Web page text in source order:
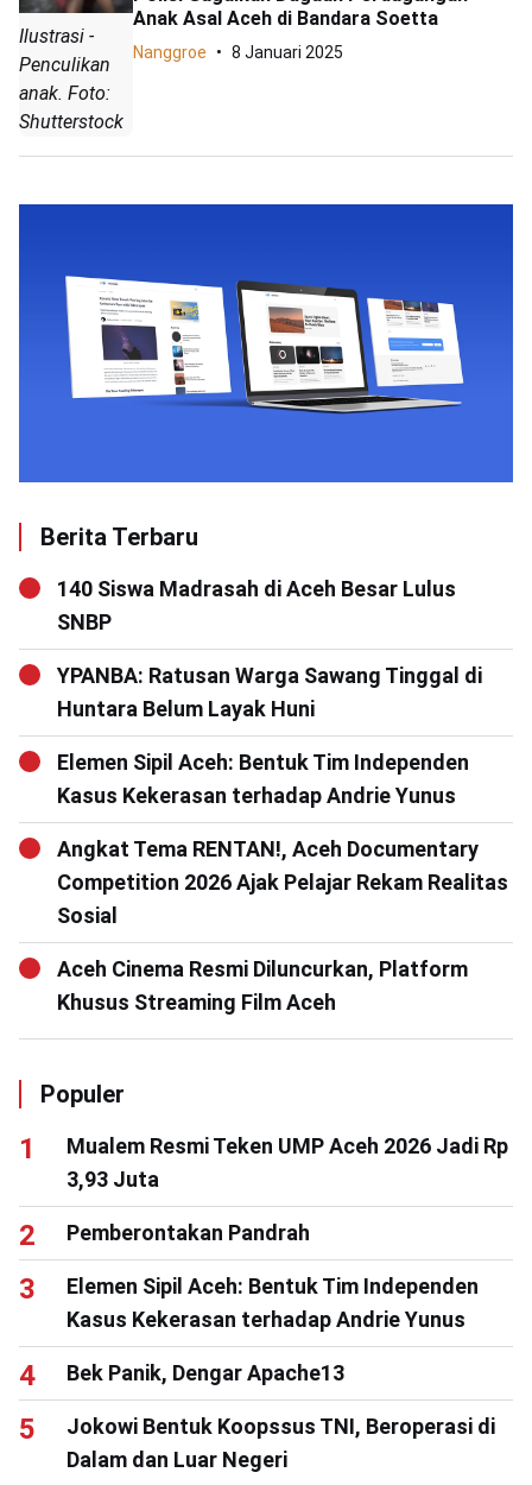
Ilustrasi -
Penculikan
anak. Foto:
Shutterstock
Anak Asal Aceh di Bandara Soetta
Nanggroe 8 Januari 2025
Berita Terbaru
140 Siswa Madrasah di Aceh Besar Lulus
SNBP
YPANBA: Ratusan Warga Sawang Tinggal di
Huntara Belum Layak Huni
Elemen Sipil Aceh: Bentuk Tim Independen
Kasus Kekerasan terhadap Andrie Yunus
Angkat Tema RENTAN!, Aceh Documentary
Competition 2026 Ajak Pelajar Rekam Realitas
Sosial
Aceh Cinema Resmi Diluncurkan, Platform
Khusus Streaming Film Aceh
Populer
Mualem Resmi Teken UMP Aceh 2026 Jadi Rp
3,93 Juta
Pemberontakan Pandrah
Elemen Sipil Aceh: Bentuk Tim Independen
Kasus Kekerasan terhadap Andrie Yunus
Bek Panik, Dengar Apache13
Jokowi Bentuk Koopssus TNI, Beroperasi di
Dalam dan Luar Negeri